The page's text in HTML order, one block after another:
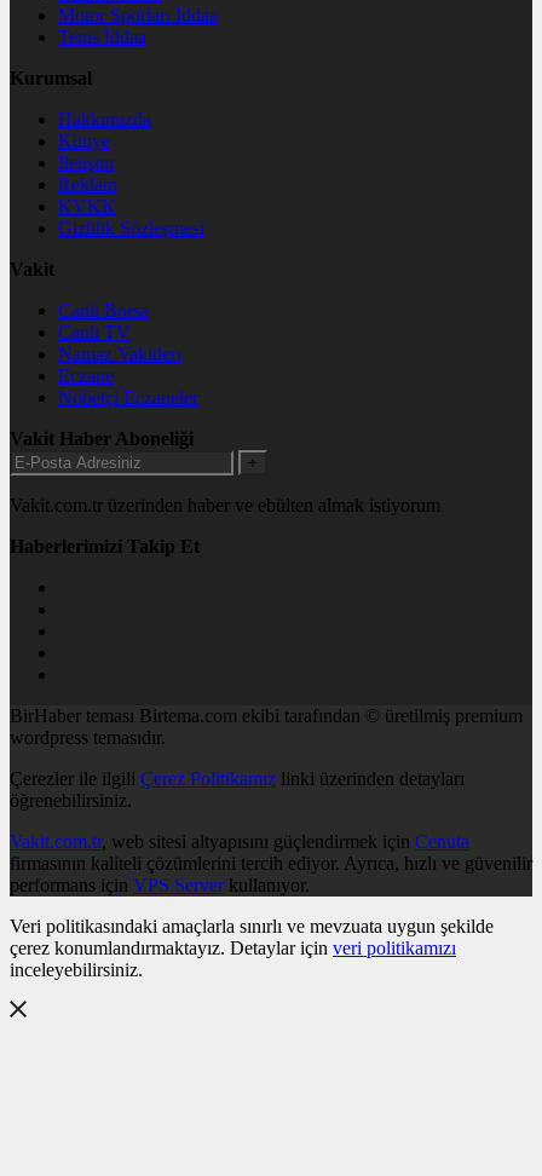
Motor Sporları İddaa
Tenis İddaa
Kurumsal
Hakkımızda
Künye
İletişim
Reklam
KVKK
Gizlilik Sözleşmesi
Vakit
Canlı Borsa
Canlı TV
Namaz Vakitleri
Eczane
Nöbetçi Eczaneler
Vakit Haber Aboneliği
+
Vakit.com.tr üzerinden haber ve ebülten almak istiyorum
Haberlerimizi Takip Et
BirHaber teması Birtema.com ekibi tarafından © üretilmiş premium
wordpress temasıdır.
Çerezler ile ilgili Çerez Politikamız linki üzerinden detayları
öğrenebilirsiniz.
Vakit.com.tr, web sitesi altyapısını güçlendirmek için Cenuta
firmasının kaliteli çözümlerini tercih ediyor. Ayrıca, hızlı ve güvenilir
performans için VPS Serverkullanıyor.
Veri politikasındaki amaçlarla sınırlı ve mevzuata uygun şekilde
çerez konumlandırmaktayız. Detaylar için veri politikamızı
inceleyebilirsiniz.